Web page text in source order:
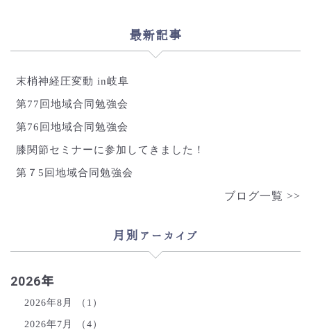
最新記事
末梢神経圧変動 in岐阜
第77回地域合同勉強会
第76回地域合同勉強会
膝関節セミナーに参加してきました！
第７5回地域合同勉強会
ブログ一覧 >>
月別アーカイブ
2026年
2026年8月 （1）
2026年7月 （4）